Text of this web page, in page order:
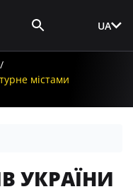
UA
містами
УКРАЇНИ